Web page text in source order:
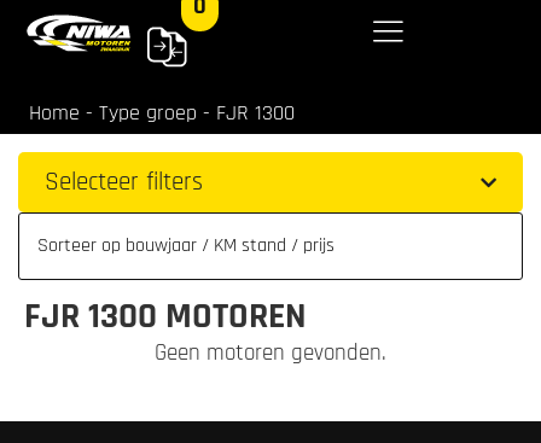
Home - Type groep - FJR 1300
Selecteer filters
FJR 1300 MOTOREN
Geen motoren gevonden.